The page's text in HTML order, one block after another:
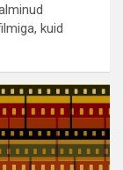
kuid